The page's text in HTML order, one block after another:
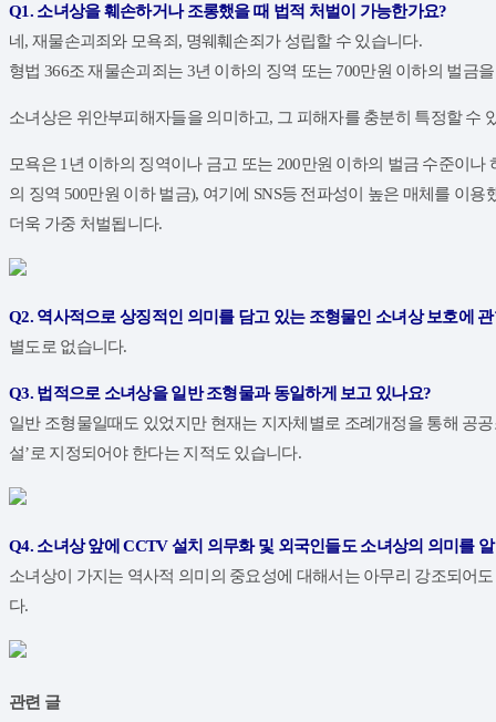
Q1. 소녀상을 훼손하거나 조롱했을 때 법적 처벌이 가능한가요?
네, 재물손괴죄와 모욕죄, 명웨훼손죄가 성립할 수 있습니다.
형법 366조 재물손괴죄는 3년 이하의 징역 또는 700만원 이하의 벌금
소녀상은 위안부피해자들을 의미하고, 그 피해자를 충분히 특정할 수
모욕은 1년 이하의 징역이나 금고 또는 200만원 이하의 벌금 수준이
의 징역 500만원 이하 벌금), 여기에 SNS등 전파성이 높은 매체를 이
더욱 가중 처벌됩니다.
Q2. 역사적으로 상징적인 의미를 담고 있는 조형물인 소녀상 보호에
별도로 없습니다.
​Q3. 법적으로 소녀상을 일반 조형물과 동일하게 보고 있나요?
일반 조형물일때도 있었지만 현재는 지자체별로 조례개정을 통해 공
설’로 지정되어야 한다는 지적도 있습니다.
Q4. 소녀상 앞에 CCTV 설치 의무화 및 외국인들도 소녀상의 의미를
소녀상이 가지는 역사적 의미의 중요성에 대해서는 아무리 강조되어
다.
관련 글